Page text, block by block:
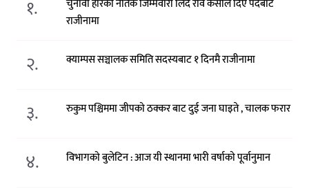
१.
चुनावी हारको नैतिक जिम्मेवारी लिँदै रवि केसीले दिए पदबाट
राजीनामा
२. क्याम्पस सञ्चालक समिति सदस्यबाट १ दिनमै राजीनामा
३. रुकुम पश्चिममा जीपको ठक्कर बाट दुई जना घाइते , चालक फरार
४. विभागको बुलेटिन : आज यी स्थानमा भारी वर्षाको पूर्वानुमान